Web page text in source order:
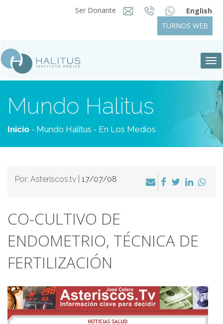
Ser Donante
English
TURNOS WEB
Mundo Halitus
Inicio - Mundo Halitus - En Los Medios
Por: Asteriscos.tv | 17/07/08
CO-CULTIVO DE
ENDOMETRIO, TÉCNICA DE
FERTILIZACIÓN